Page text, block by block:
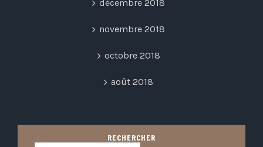
décembre 2018
novembre 2018
octobre 2018
août 2018
RECHERCHER